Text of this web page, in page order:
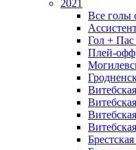
2021
Все голы
Гол + Пас
Плей-офф